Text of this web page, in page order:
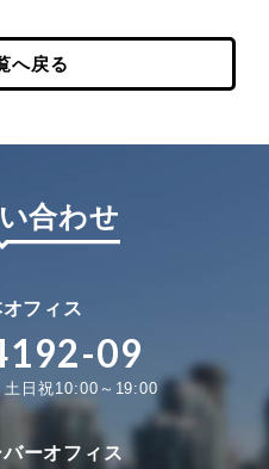
へ戻る
合わせ
オフィス
09
日祝10:00～19:00
ーオフィス